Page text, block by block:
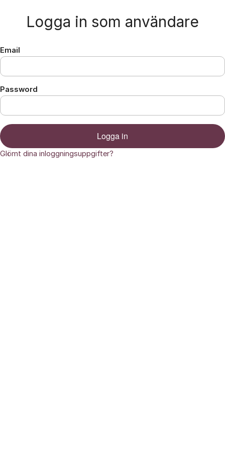
Logga in som användare
Email
Password
Logga in
Glömt dina inloggningsuppgifter?